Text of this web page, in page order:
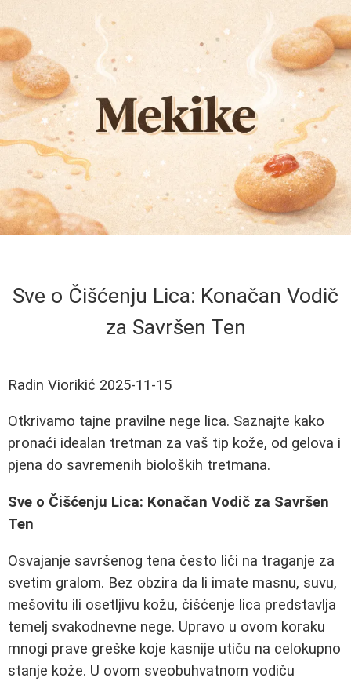
Sve o Čišćenju Lica: Konačan Vodič
za Savršen Ten
Radin Viorikić 2025-11-15
Otkrivamo tajne pravilne nege lica. Saznajte kako
pronaći idealan tretman za vaš tip kože, od gelova i
pjena do savremenih bioloških tretmana.
Sve o Čišćenju Lica: Konačan Vodič za Savršen
Ten
Osvajanje savršenog tena često liči na traganje za
svetim gralom. Bez obzira da li imate masnu, suvu,
mešovitu ili osetljivu kožu, čišćenje lica predstavlja
temelj svakodnevne nege. Upravo u ovom koraku
mnogi prave greške koje kasnije utiču na celokupno
stanje kože. U ovom sveobuhvatnom vodiču